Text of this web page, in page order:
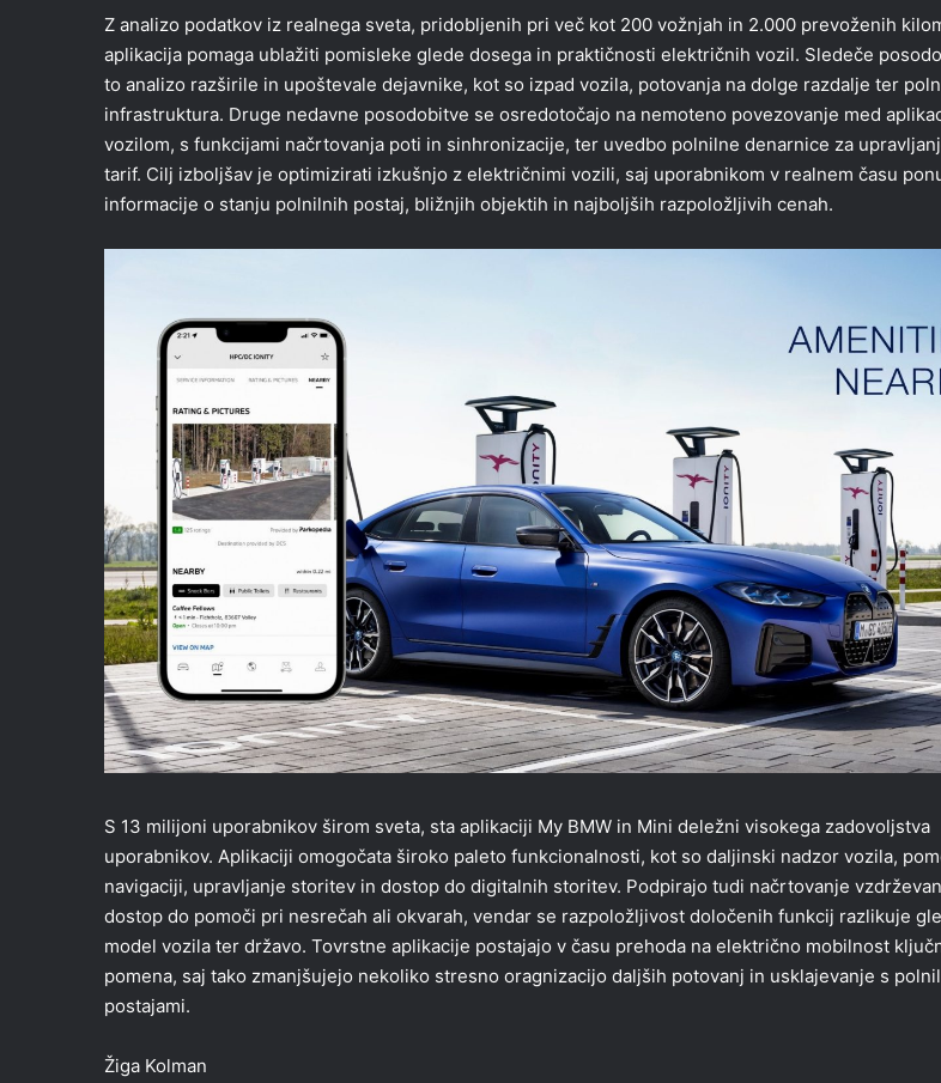
Z analizo podatkov iz realnega sveta, pridobljenih pri več kot 200 vožnjah in 2.000 prevoženih
aplikacija pomaga ublažiti pomisleke glede dosega in praktičnosti električnih vozil. Sledeče
to analizo razširile in upoštevale dejavnike, kot so izpad vozila, potovanja na dolge razdalje ter
infrastruktura. Druge nedavne posodobitve se osredotočajo na nemoteno povezovanje med
vozilom, s funkcijami načrtovanja poti in sinhronizacije, ter uvedbo polnilne denarnice za
tarif. Cilj izboljšav je optimizirati izkušnjo z električnimi vozili, saj uporabnikom v realnem času
informacije o stanju polnilnih postaj, bližnjih objektih in najboljših razpoložljivih cenah.
S 13 milijoni uporabnikov širom sveta, sta aplikaciji My BMW in Mini deležni visokega zadovoljstva
uporabnikov. Aplikaciji omogočata široko paleto funkcionalnosti, kot so daljinski nadzor vozila,
navigaciji, upravljanje storitev in dostop do digitalnih storitev. Podpirajo tudi načrtovanje
dostop do pomoči pri nesrečah ali okvarah, vendar se razpoložljivost določenih funkcij razlikuje
model vozila ter državo. Tovrstne aplikacije postajajo v času prehoda na električno mobilnost
pomena, saj tako zmanjšujejo nekoliko stresno oragnizacijo daljših potovanj in usklajevanje s
postajami.
Žiga Kolman